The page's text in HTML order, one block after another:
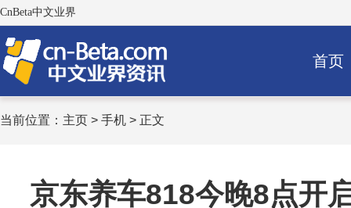
CnBeta中文业界
首页
当前位置： 主页 > 手机 > 正文
京东养车818今晚8点开